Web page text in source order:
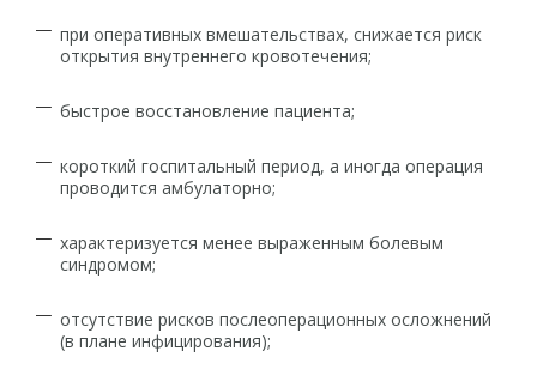
при оперативных вмешательствах, снижается риск
открытия внутреннего кровотечения;
быстрое восстановление пациента;
короткий госпитальный период, а иногда операция
проводится амбулаторно;
характеризуется менее выраженным болевым
синдромом;
отсутствие рисков послеоперационных осложнений
(в плане инфицирования);